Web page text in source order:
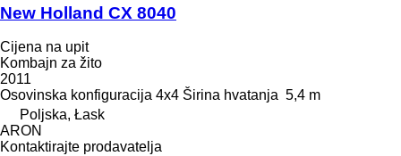
New Holland CX 8040
Cijena na upit
Kombajn za žito
2011
Osovinska konfiguracija 4x4 Širina hvatanja 5,4 m
Poljska, Łask
ARON
Kontaktirajte prodavatelja